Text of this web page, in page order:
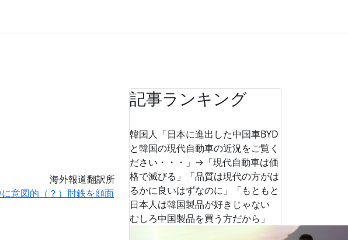
海外報道翻訳所
意図的（？）肘鉄を顔面
記事ランキング
韓国人「日本に進出した中国車BYD
と韓国の現代自動車の近況をご覧く
ださい・・・」→「現代自動車は価
格で滅びる」「品質は現代の方がは
るかに良いはずなのに」「もともと
日本人は韓国製品が好きじゃない
むしろ中国製品を買う方だから」